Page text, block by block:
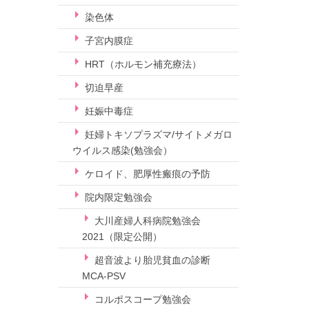
染色体
子宮内膜症
HRT（ホルモン補充療法）
切迫早産
妊娠中毒症
妊婦トキソプラズマ/サイトメガロ
ウイルス感染(勉強会）
ケロイド、肥厚性瘢痕の予防
院内限定勉強会
大川産婦人科病院勉強会
2021（限定公開）
超音波より胎児貧血の診断
MCA-PSV
コルポスコープ勉強会